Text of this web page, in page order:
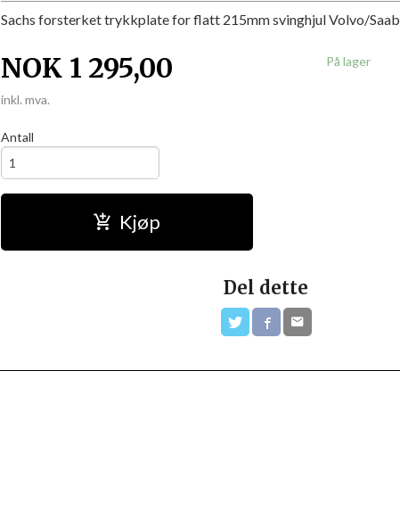
Sachs forsterket trykkplate for flatt 215mm svinghjul Volvo/Saab
NOK 1 295,00
inkl. mva.
På lager
Antall
Kjøp
Del dette